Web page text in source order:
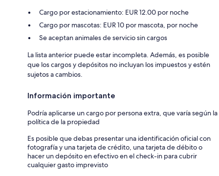
Cargo por estacionamiento: EUR 12.00 por noche
Cargo por mascotas: EUR 10 por mascota, por noche
Se aceptan animales de servicio sin cargos
La lista anterior puede estar incompleta. Además, es posible
que los cargos y depósitos no incluyan los impuestos y estén
sujetos a cambios.
Información importante
Podría aplicarse un cargo por persona extra, que varía según la
política de la propiedad
Es posible que debas presentar una identificación oficial con
fotografía y una tarjeta de crédito, una tarjeta de débito o
hacer un depósito en efectivo en el check-in para cubrir
cualquier gasto imprevisto